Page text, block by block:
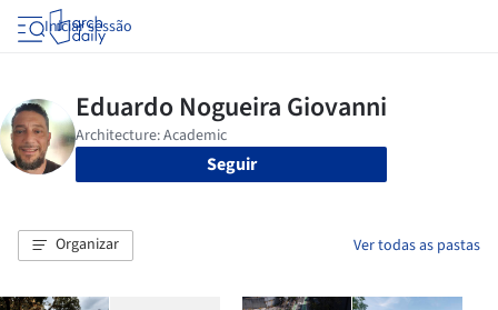
Iniciar sessão
Seguir
Organizar Ver todas as pastas